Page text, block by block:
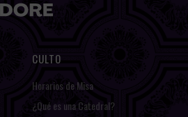
CULTO
Horarios de Misa
¿Qué es una Catedral?